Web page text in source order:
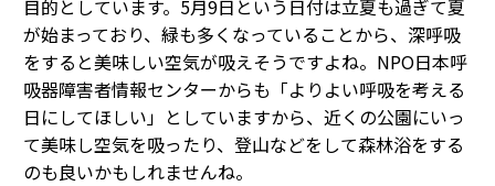
目的としています。5月9日という日付は立夏も過ぎて夏
が始まっており、緑も多くなっていることから、深呼吸
をすると美味しい空気が吸えそうですよね。NPO日本呼
吸器障害者情報センターからも「よりよい呼吸を考える
日にしてほしい」としていますから、近くの公園にいっ
て美味し空気を吸ったり、登山などをして森林浴をする
のも良いかもしれませんね。